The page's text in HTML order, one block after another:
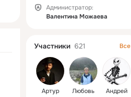
Администратор:
Валентина Можаева
Участники 621 Все
Артур Любовь Андрей